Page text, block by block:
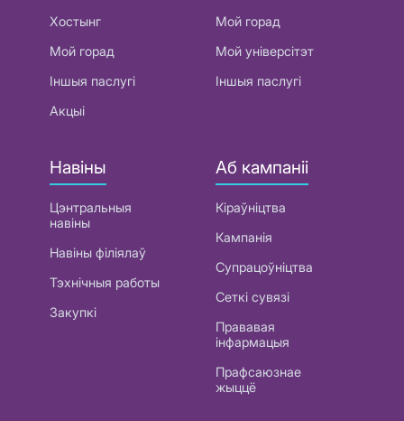
Хостынг
Мой горад
Іншыя паслугі
Акцыі
Мой горад
Мой універсітэт
Іншыя паслугі
Навіны
Цэнтральныя
навіны
Навіны філіялаў
Тэхнічныя работы
Закупкі
Аб кампаніі
Кіраўніцтва
Кампанія
Супрацоўніцтва
Сеткі сувязі
Прававая
інфармацыя
Прафсаюзнае
жыццё